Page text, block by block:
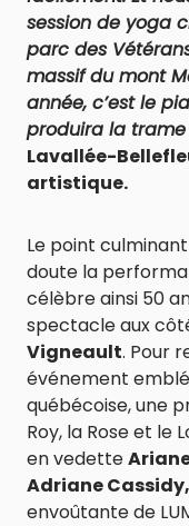
session de yoga
parc des
massif du mont
année, c’est le
produira la
Lavallée-
artistique.
Le point
doute la
célèbre ainsi 50
spectacle aux
Vigneault. Pour
événement
québécoise, une
Roy, la Rose et le
en vedette
Adriane Cassidy,
envoûtante de